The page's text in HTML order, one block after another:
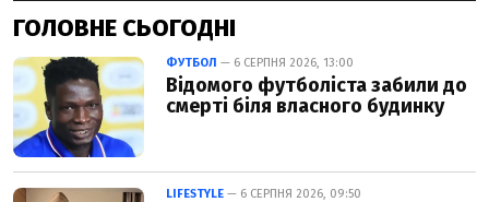
ГОЛОВНЕ СЬОГОДНІ
ФУТБОЛ — 6 СЕРПНЯ 2026, 13:00
Відомого футболіста забили до
смерті біля власного будинку
LIFESTYLE — 6 СЕРПНЯ 2026, 09:50